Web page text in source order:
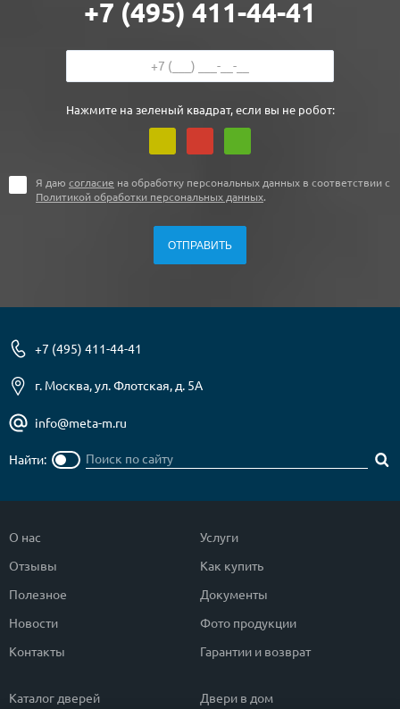
+7 (495) 411-44-41
Нажмите на зеленый квадрат, если вы не робот:
Я даю согласие на обработку персональных данных в соответствии с
Политикой обработки персональных данных.
+7 (495) 411-44-41
г. Москва, ул. Флотская, д. 5А
info@meta-m.ru
Найти:
О нас
Отзывы
Полезное
Новости
Контакты
Услуги
Как купить
Документы
Фото продукции
Гарантии и возврат
Каталог дверей Двери в дом